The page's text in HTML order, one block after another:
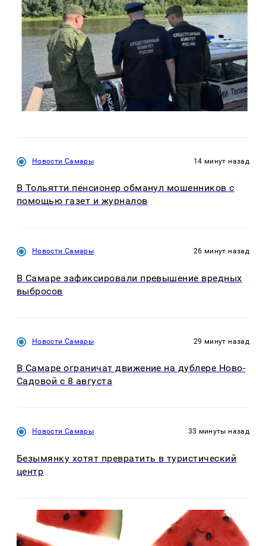
Новости Самары 14 минут назад
В Тольятти пенсионер обманул мошенников с
помощью газет и журналов
Новости Самары 26 минут назад
В Самаре зафиксировали превышение вредных
выбросов
Новости Самары 29 минут назад
В Самаре ограничат движение на дублере Ново-
Садовой с 8 августа
Новости Самары 33 минуты назад
Безымянку хотят превратить в туристический
центр